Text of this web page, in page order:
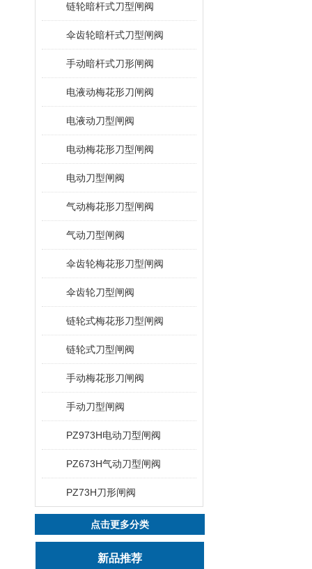
链轮暗杆式刀型闸阀
伞齿轮暗杆式刀型闸阀
手动暗杆式刀形闸阀
电液动梅花形刀闸阀
电液动刀型闸阀
电动梅花形刀型闸阀
电动刀型闸阀
气动梅花形刀型闸阀
气动刀型闸阀
伞齿轮梅花形刀型闸阀
伞齿轮刀型闸阀
链轮式梅花形刀型闸阀
链轮式刀型闸阀
手动梅花形刀闸阀
手动刀型闸阀
PZ973H电动刀型闸阀
PZ673H气动刀型闸阀
PZ73H刀形闸阀
点击更多分类
新品推荐